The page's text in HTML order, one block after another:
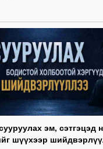
эм, сэтгэцэд
шүүхээр